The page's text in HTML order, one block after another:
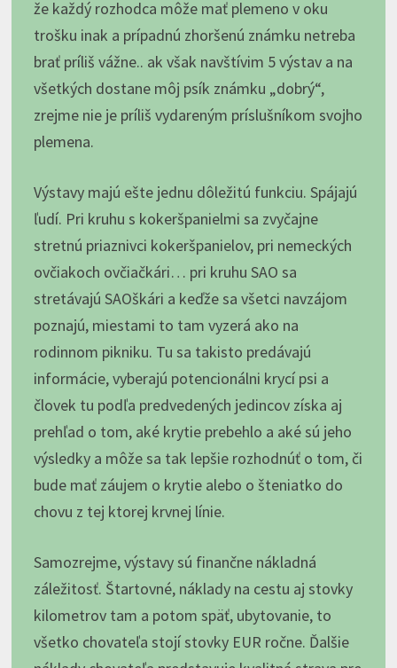
že každý rozhodca môže mať plemeno v oku
trošku inak a prípadnú zhoršenú známku netreba
brať príliš vážne.. ak však navštívim 5 výstav a na
všetkých dostane môj psík známku „dobrý“,
zrejme nie je príliš vydareným príslušníkom svojho
plemena.
Výstavy majú ešte jednu dôležitú funkciu. Spájajú
ľudí. Pri kruhu s kokeršpanielmi sa zvyčajne
stretnú priaznivci kokeršpanielov, pri nemeckých
ovčiakoch ovčiačkári… pri kruhu SAO sa
stretávajú SAOškári a keďže sa všetci navzájom
poznajú, miestami to tam vyzerá ako na
rodinnom pikniku. Tu sa takisto predávajú
informácie, vyberajú potencionálni krycí psi a
človek tu podľa predvedených jedincov získa aj
prehľad o tom, aké krytie prebehlo a aké sú jeho
výsledky a môže sa tak lepšie rozhodnúť o tom, či
bude mať záujem o krytie alebo o šteniatko do
chovu z tej ktorej krvnej línie.
Samozrejme, výstavy sú finančne nákladná
záležitosť. Štartovné, náklady na cestu aj stovky
kilometrov tam a potom späť, ubytovanie, to
všetko chovateľa stojí stovky EUR ročne. Ďalšie